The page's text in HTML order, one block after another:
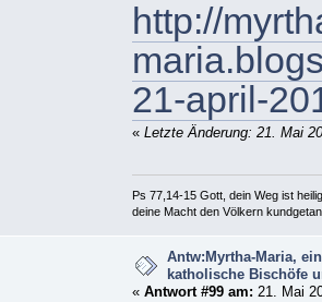
http://
21-april-
« Letzte Änderung: 21. Mai
Ps 77,14-15 Gott, dein Weg ist
deine Macht den Völkern
Antw:Myrtha-Maria,
katholische Bischöfe
« Antwort #99 am: 21. Mai